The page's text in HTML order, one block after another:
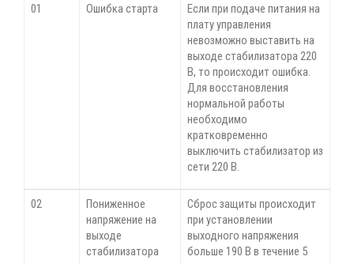
01 Ошибка старта
Если при подаче питания на
плату управления
невозможно выставить на
выходе стабилизатора 220
В, то происходит ошибка.
Для восстановления
нормальной работы
необходимо
кратковременно
выключить стабилизатор из
сети 220 В.
02
Пониженное
напряжение на
выходе
стабилизатора
Сброс защиты происходит
при установлении
выходного напряжения
больше 190 В в течение 5